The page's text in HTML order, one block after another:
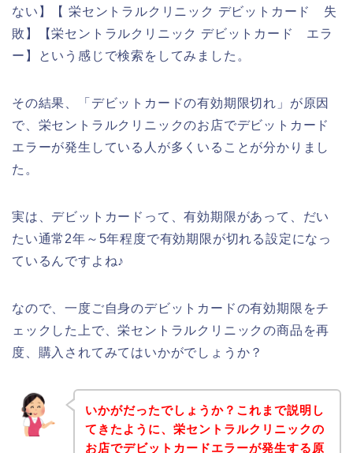
ない】【 栄セントラルクリニック デビットカード 失
敗】【栄セントラルクリニック デビットカード エラ
ー】という感じで検索をしてみました。
その結果、「デビットカードの有効期限切れ」が原因
で、栄セントラルクリニックのお店でデビットカード
エラーが発生している人が多くいることが分かりまし
た。
実は、デビットカードって、有効期限があって、だい
たい通常2年～5年程度で有効期限が切れる設定になっ
ているんですよね♪
なので、一度ご自身のデビットカードの有効期限をチ
ェックした上で、栄セントラルクリニックの商品を再
度、購入されてみてはいかがでしょうか？
いかがだったでしょうか？これまで説明し
てきたように、栄セントラルクリニックの
お店でデビットカードエラーが発生する原